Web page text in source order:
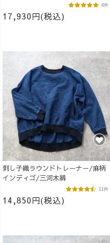
17,930円(税込)
4件
刺し子織ラウンドトレーナー/麻柄
インディゴ/三河木綿
14,850円(税込)
11件